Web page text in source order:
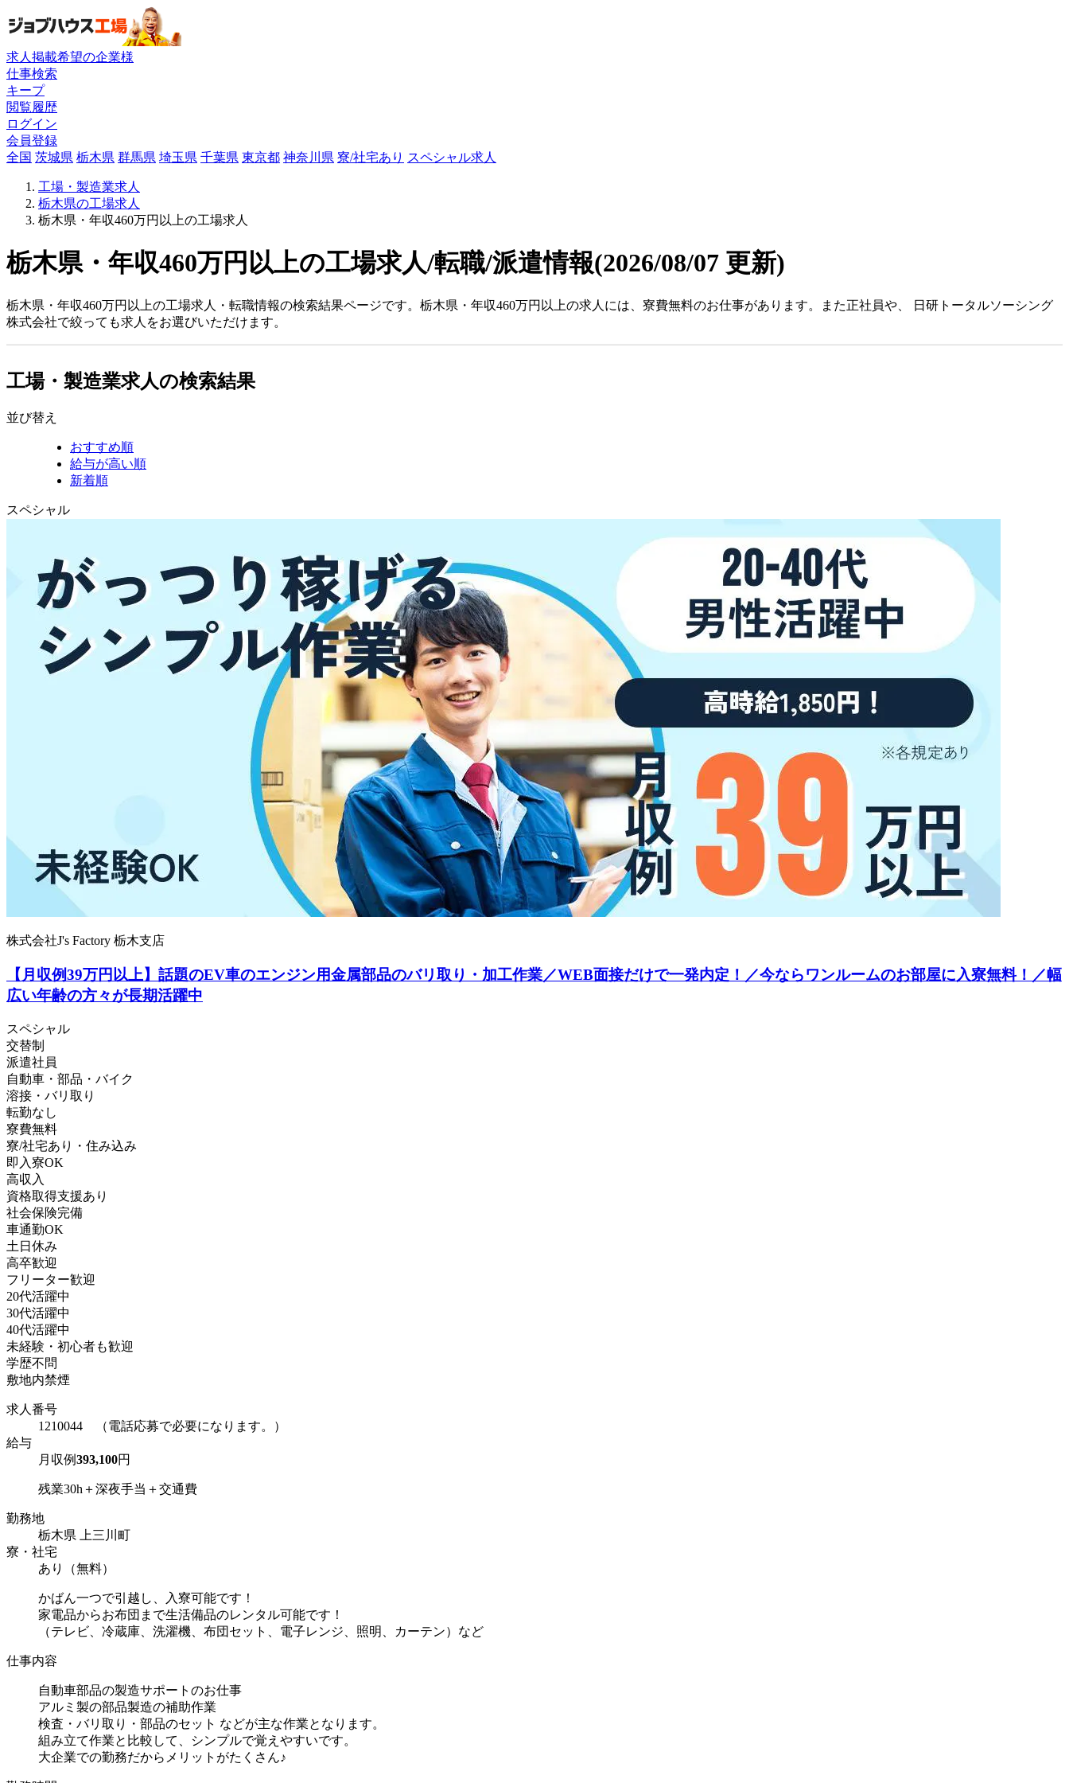
求人掲載希望の企業様
仕事検索
キープ
閲覧履歴
ログイン
会員登録
全国 茨城県 栃木県 群馬県 埼玉県 千葉県 東京都 神奈川県 寮/社宅あり スペシャル求人
工場・製造業求人
栃木県の工場求人
栃木県・年収460万円以上の工場求人
栃木県・年収460万円以上の工場求人/転職/派遣情報(2026/08/07 更新)
栃木県・年収460万円以上の工場求人・転職情報の検索結果ページです。栃木県・年収460万円以上の求人には、寮費無料のお仕事があります。また正社員や、 日研トータルソーシング
株式会社で絞っても求人をお選びいただけます。
工場・製造業求人の検索結果
並び替え
おすすめ順
給与が高い順
新着順
スペシャル
株式会社J's Factory 栃木支店
【月収例39万円以上】話題のEV車のエンジン用金属部品のバリ取り・加工作業／WEB面接だけで一発内定！／今ならワンルームのお部屋に入寮無料！／幅
広い年齢の方々が長期活躍中
スペシャル
交替制
派遣社員
自動車・部品・バイク
溶接・バリ取り
転勤なし
寮費無料
寮/社宅あり・住み込み
即入寮OK
高収入
資格取得支援あり
社会保険完備
車通勤OK
土日休み
高卒歓迎
フリーター歓迎
20代活躍中
30代活躍中
40代活躍中
未経験・初心者も歓迎
学歴不問
敷地内禁煙
求人番号
1210044 （電話応募で必要になります。）
給与
月収例393,100円
残業30h＋深夜手当＋交通費
勤務地
栃木県 上三川町
寮・社宅
あり（無料）
かばん一つで引越し、入寮可能です！
家電品からお布団まで生活備品のレンタル可能です！
（テレビ、冷蔵庫、洗濯機、布団セット、電子レンジ、照明、カーテン）など
仕事内容
自動車部品の製造サポートのお仕事
アルミ製の部品製造の補助作業
検査・バリ取り・部品のセット などが主な作業となります。
組み立て作業と比較して、シンプルで覚えやすいです。
大企業での勤務だからメリットがたくさん♪